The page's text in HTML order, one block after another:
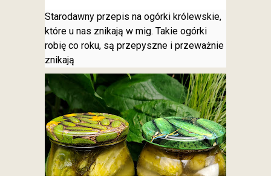
Starodawny przepis na ogórki królewskie,
które u nas znikają w mig. Takie ogórki
robię co roku, są przepyszne i przeważnie
znikają